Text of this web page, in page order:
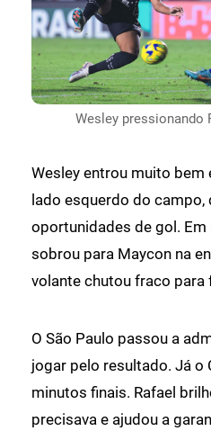
Wesley pressionando
Wesley entrou muito bem
lado esquerdo do campo,
oportunidades de gol. Em
sobrou para Maycon na
volante chutou fraco para
O São Paulo passou a
jogar pelo resultado. Já o
minutos finais. Rafael
precisava e ajudou a